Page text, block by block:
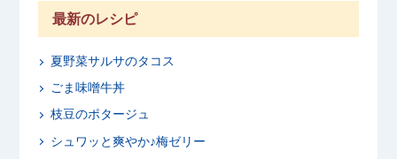
最新のレシピ
夏野菜サルサのタコス
ごま味噌牛丼
枝豆のポタージュ
シュワッと爽やか♪梅ゼリー